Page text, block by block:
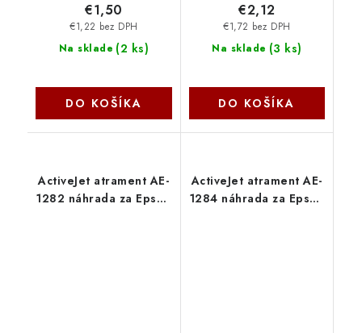
Na sklade (2 ks)
€1,22 bez DPH
€1,50
DO KOŠÍKA
Na sklade (3 ks)
€1,72 bez DPH
€2,12
DO KOŠÍKA
ActiveJet atrament AE-
1282 náhrada za Epson
ActiveJet atrament AE-
1284 náhrada za Epson